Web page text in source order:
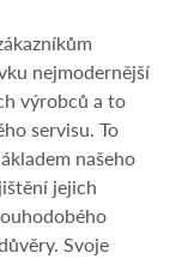
nejmodernější
výrobců a to
servisu. To
našeho
jejich
Svoje